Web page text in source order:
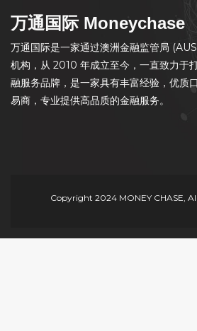
万通国际 Moneychase
万通国际是一家通过澳洲金融监管局
机构，从 2010 年成立至今，一直致力于
融服务品牌，是一家具有丰富经验，优质
易商，专业提供高品质的金融服务。
Copyright 2024 MONEY CHASE,